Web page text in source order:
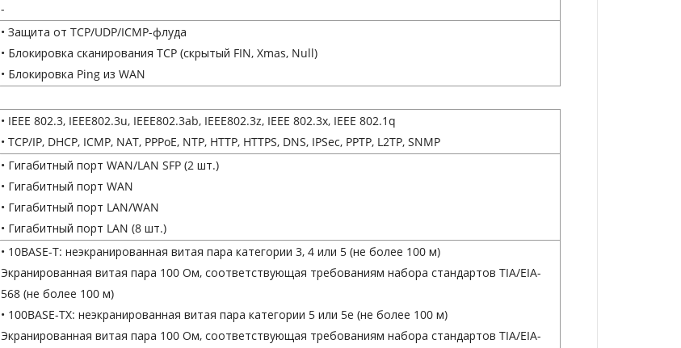
-
• Защита от TCP/UDP/ICMP-флуда
• Блокировка сканирования TCP (скрытый FIN, Xmas, Null)
• Блокировка Ping из WAN
• IEEE 802.3, IEEE802.3u, IEEE802.3ab, IEEE802.3z, IEEE 802.3x, IEEE 802.1q
• TCP/IP, DHCP, ICMP, NAT, PPPoE, NTP, HTTP, HTTPS, DNS, IPSec, PPTP, L2TP, SNMP
• Гигабитный порт WAN/LAN SFP (2 шт.)
• Гигабитный порт WAN
• Гигабитный порт LAN/WAN
• Гигабитный порт LAN (8 шт.)
• 10BASE-T: неэкранированная витая пара категории 3, 4 или 5 (не более 100 м)
Экранированная витая пара 100 Ом, соответствующая требованиям набора стандартов TIA/EIA-
568 (не более 100 м)
• 100BASE-TX: неэкранированная витая пара категории 5 или 5e (не более 100 м)
Экранированная витая пара 100 Ом, соответствующая требованиям набора стандартов TIA/EIA-